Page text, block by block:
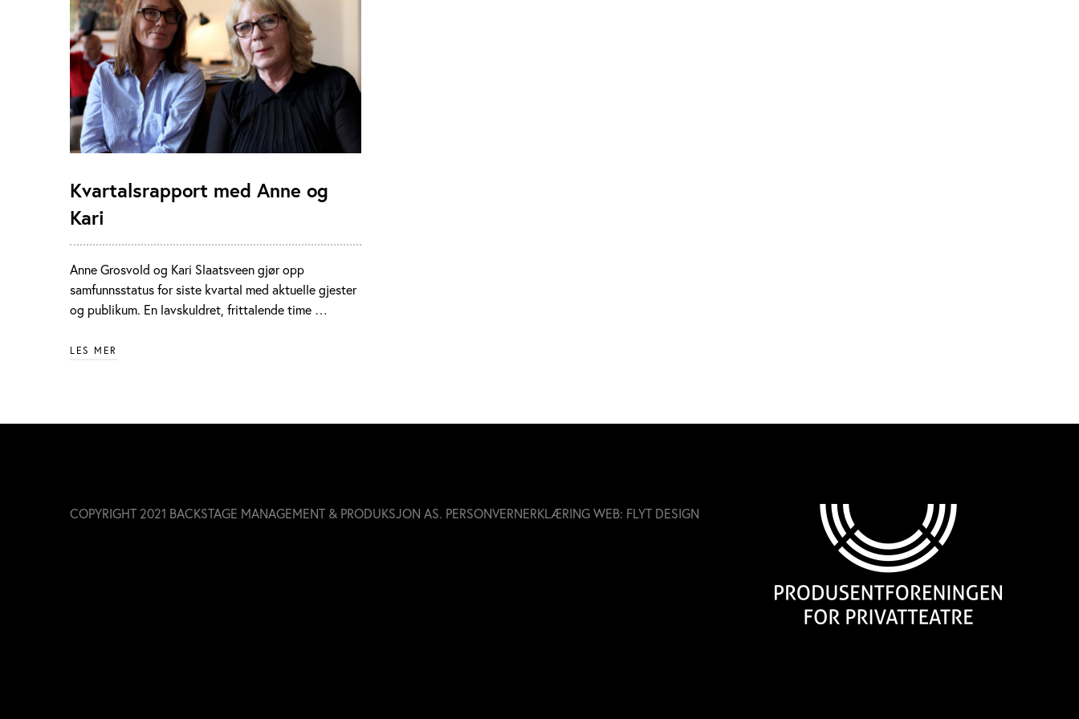
Kvartalsrapport med Anne og
Kari
Anne Grosvold og Kari Slaatsveen gjør opp
samfunnsstatus for siste kvartal med aktuelle gjester
og publikum. En lavskuldret, frittalende time …
LES MER
COPYRIGHT 2021 BACKSTAGE MANAGEMENT & PRODUKSJON AS. PERSONVERNERKLÆRING WEB: FLYT DESIGN